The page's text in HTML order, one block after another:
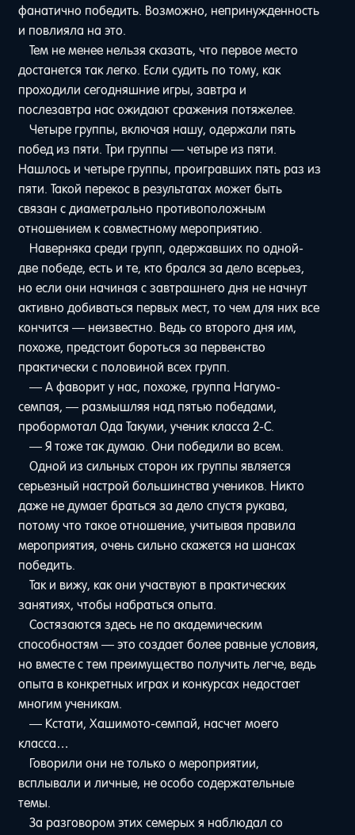
фанатично победить. Возможно, непринужденность
и повлияла на это.
Тем не менее нельзя сказать, что первое место
достанется так легко. Если судить по тому, как
проходили сегодняшние игры, завтра и
послезавтра нас ожидают сражения потяжелее.
Четыре группы, включая нашу, одержали пять
побед из пяти. Три группы — четыре из пяти.
Нашлось и четыре группы, проигравших пять раз из
пяти. Такой перекос в результатах может быть
связан с диаметрально противоположным
отношением к совместному мероприятию.
Наверняка среди групп, одержавших по одной-
две победе, есть и те, кто брался за дело всерьез,
но если они начиная с завтрашнего дня не начнут
активно добиваться первых мест, то чем для них все
кончится — неизвестно. Ведь со второго дня им,
похоже, предстоит бороться за первенство
практически с половиной всех групп.
— А фаворит у нас, похоже, группа Нагумо-
семпая, — размышляя над пятью победами,
пробормотал Ода Такуми, ученик класса 2-C.
— Я тоже так думаю. Они победили во всем.
Одной из сильных сторон их группы является
серьезный настрой большинства учеников. Никто
даже не думает браться за дело спустя рукава,
потому что такое отношение, учитывая правила
мероприятия, очень сильно скажется на шансах
победить.
Так и вижу, как они участвуют в практических
занятиях, чтобы набраться опыта.
Состязаются здесь не по академическим
способностям — это создает более равные условия,
но вместе с тем преимущество получить легче, ведь
опыта в конкретных играх и конкурсах недостает
многим ученикам.
— Кстати, Хашимото-семпай, насчет моего
класса…
Говорили они не только о мероприятии,
всплывали и личные, не особо содержательные
темы.
За разговором этих семерых я наблюдал со